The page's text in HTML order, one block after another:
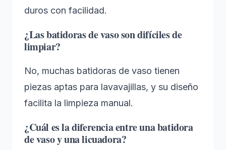
duros con facilidad.
¿Las batidoras de vaso son difíciles de
limpiar?
No, muchas batidoras de vaso tienen
piezas aptas para lavavajillas, y su diseño
facilita la limpieza manual.
¿Cuál es la diferencia entre una batidora
de vaso y una licuadora?